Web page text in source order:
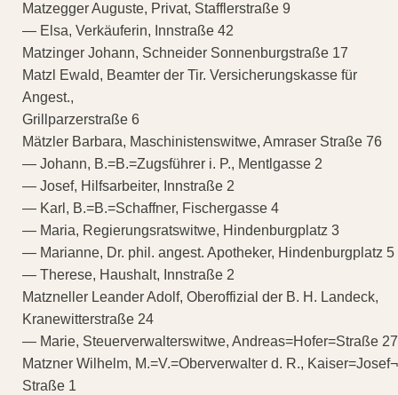
Matzegger Auguste, Privat, Stafflerstraße 9
— Elsa, Verkäuferin, Innstraße 42
Matzinger Johann, Schneider Sonnenburgstraße 17
Matzl Ewald, Beamter der Tir. Versicherungskasse für
Angest.,
Grillparzerstraße 6
Mätzler Barbara, Maschinistenswitwe, Amraser Straße 76
— Johann, B.=B.=Zugsführer i. P., Mentlgasse 2
— Josef, Hilfsarbeiter, Innstraße 2
— Karl, B.=B.=Schaffner, Fischergasse 4
— Maria, Regierungsratswitwe, Hindenburgplatz 3
— Marianne, Dr. phil. angest. Apotheker, Hindenburgplatz 5
— Therese, Haushalt, Innstraße 2
Matzneller Leander Adolf, Oberoffizial der B. H. Landeck,
Kranewitterstraße 24
— Marie, Steuerverwalterswitwe, Andreas=Hofer=Straße 27
Matzner Wilhelm, M.=V.=Oberverwalter d. R., Kaiser=Josef¬
Straße 1